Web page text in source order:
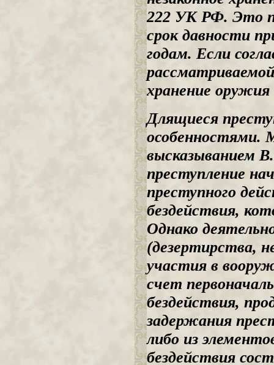
222 УК РФ. Это
срок давности
годам. Если
хранение
Длящиеся
особенностями.
высказыванием
преступление
преступного
бездействия,
Однако
(дезертирства,
участия в
счет
бездействия,
задержания
либо из
бездействия